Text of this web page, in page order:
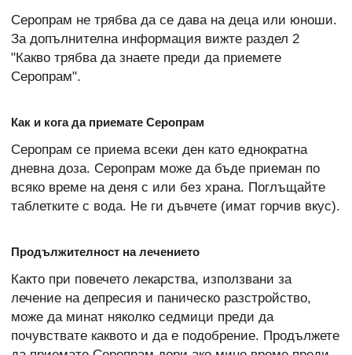
Серопрам не трябва да се дава на деца или юноши.
За допълнителна информация вижте раздел 2
"Какво трябва да знаете преди да приемете
Серопрам".
Как и кога да приемате Серопрам
Серопрам се приема всеки ден като еднократна
дневна доза. Серопрам може да бъде приеман по
всяко време на деня с или без храна. Поглъщайте
таблетките с вода. Не ги дъвчете (имат горчив вкус).
Продължителност на лечението
Както при повечето лекарства, използвани за
лечение на депресия и паническо разстройство,
може да минат няколко седмици преди да
почувствате каквото и да е подобрение. Продължете